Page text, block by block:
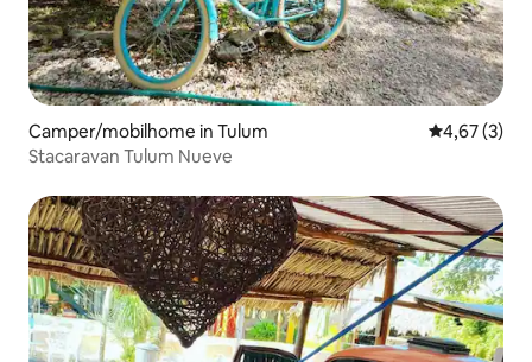
Camper/mobilhome in Tulum
4,67 (3)
Stacaravan Tulum Nueve